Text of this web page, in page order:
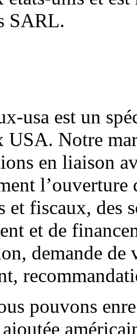
SARL.
usa est un
USA. Notre
en liaison
l’ouverture
et fiscaux, des
et de
demande de
pouvons